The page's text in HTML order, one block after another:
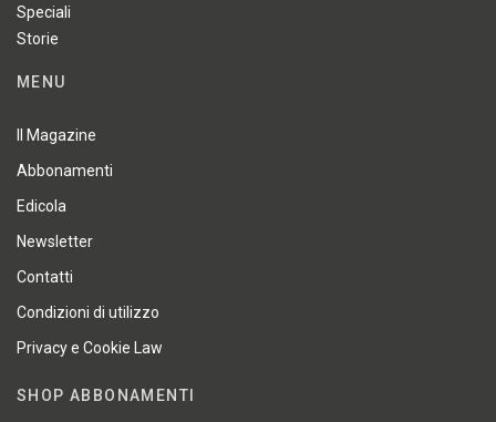
Speciali
Storie
MENU
Il Magazine
Abbonamenti
Edicola
Newsletter
Contatti
Condizioni di utilizzo
Privacy e Cookie Law
SHOP ABBONAMENTI